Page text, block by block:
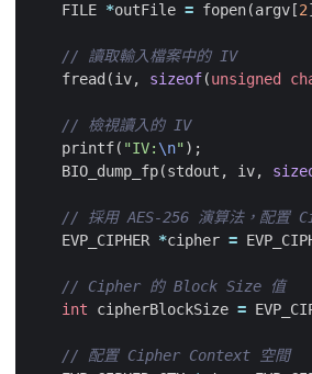
FILE *outFile = fopen(argv [2
fread (iv, sizeof(unsigned
printf( "IV: \n");
BIO_dump_fp(stdout , iv,
EVP_CIPHER *cipher =
int
cipherBlockSize =